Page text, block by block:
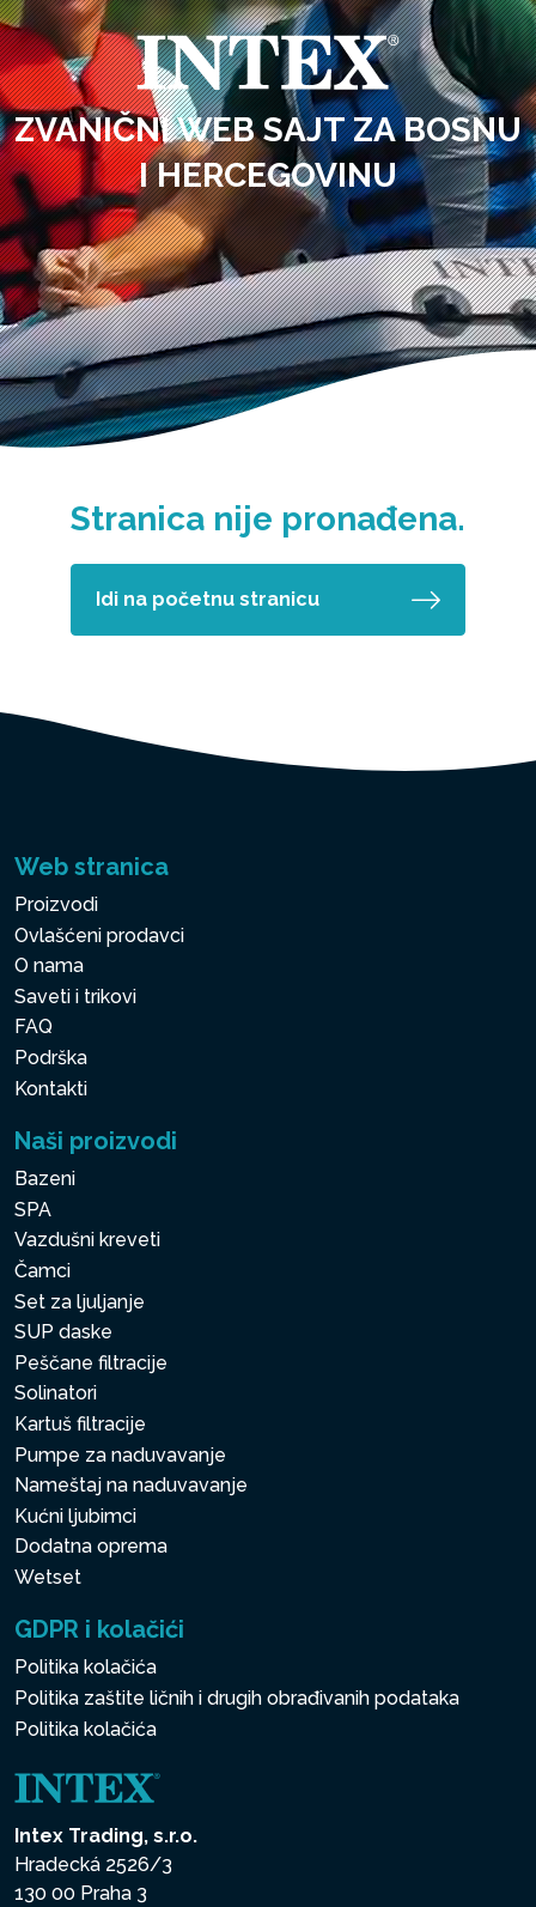
ZVANIČNI WEB SAJT ZA BOSNU
I HERCEGOVINU
Stranica nije pronađena.
Idi na početnu stranicu
Web stranica
Proizvodi
Ovlašćeni prodavci
O nama
Saveti i trikovi
FAQ
Podrška
Kontakti
Naši proizvodi
Bazeni
SPA
Vazdušni kreveti
Čamci
Set za ljuljanje
SUP daske
Peščane filtracije
Solinatori
Kartuš filtracije
Pumpe za naduvavanje
Nameštaj na naduvavanje
Kućni ljubimci
Dodatna oprema
Wetset
GDPR i kolačići
Politika kolačića
Politika zaštite ličnih i drugih obrađivanih podataka
Politika kolačića
Intex Trading, s.r.o.
Hradecká 2526/3
130 00 Praha 3